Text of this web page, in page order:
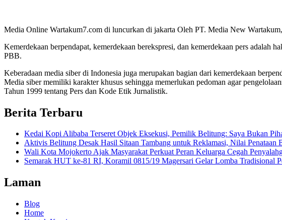
Media Online Wartakum7.com di luncurkan di jakarta Oleh PT. Media New
Kemerdekaan berpendapat, kemerdekaan berekspresi, dan kemerdekaan pers
PBB.
Keberadaan media siber di Indonesia juga merupakan bagian dari kemerdekaan
Media siber memiliki karakter khusus sehingga memerlukan pedoman agar
Tahun 1999 tentang Pers dan Kode Etik Jurnalistik.
Berita Terbaru
Kedai Kopi Alibaba Terseret Objek Eksekusi, Pemilik Belitung: Saya Bukan
Aktivis Belitung Desak Hasil Sitaan Tambang untuk Reklamasi, Nilai Penataan
Wali Kota Mojokerto Ajak Masyarakat Perkuat Peran Keluarga Cegah
Semarak HUT ke-81 RI, Koramil 0815/19 Magersari Gelar Lomba Tradisional
Laman
Blog
Home